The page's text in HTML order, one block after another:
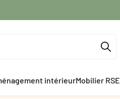
intérieurMobilier RSE